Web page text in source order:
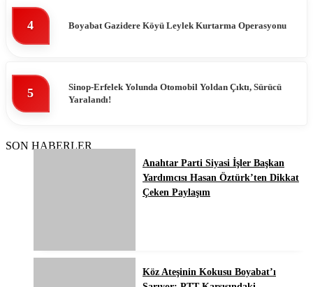
4 Boyabat Gazidere Köyü Leylek Kurtarma Operasyonu
5
Sinop-Erfelek Yolunda Otomobil Yoldan Çıktı, Sürücü
Yaralandı!
SON HABERLER
Anahtar Parti Siyasi İşler Başkan
Yardımcısı Hasan Öztürk’ten Dikkat
Çeken Paylaşım
Köz Ateşinin Kokusu Boyabat’ı